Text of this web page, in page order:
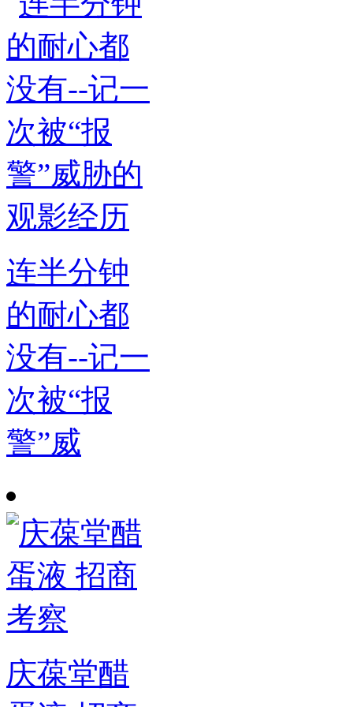
连半分钟
的耐心都
没有--记一
次被“报
警”威
庆葆堂醋